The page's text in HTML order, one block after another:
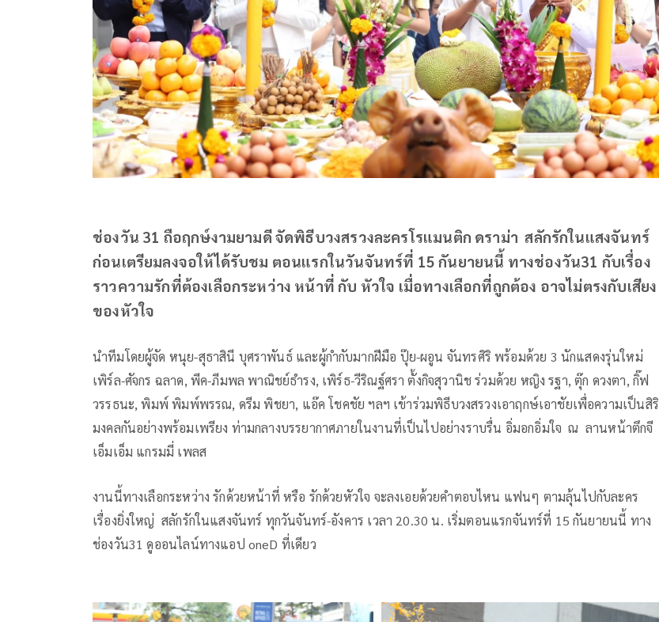
ช่องวัน 31 ถือฤกษ์งามยามดี จัดพิธีบวงสรวงละครโรแมนติก ดราม่า สลักรักในแสงจันทร์
ก่อนเตรียมลงจอให้ได้รับชม ตอนแรกในวันจันทร์ที่ 15 กันยายนนี้ ทางช่องวัน31 กับเรื่อง
ราวความรักที่ต้องเลือกระหว่าง หน้าที่ กับ หัวใจ เมื่อทางเลือกที่ถูกต้อง อาจไม่ตรงกับเสียง
ของหัวใจ
นำทีมโดยผู้จัด หนุย-สุธาสินี บุศราพันธ์ และผู้กำกับมากฝีมือ ปุ๊ย-ผอูน จันทรศิริ พร้อมด้วย 3 นักแสดงรุ่นใหม่
เพิร์ล-ศัจกร ฉลาด, พีค-ภีมพล พาณิชย์ธำรง, เพิร์ธ-วีริณฐ์ศรา ตั้งกิจสุวานิช ร่วมด้วย หญิง รฐา, ตุ๊ก ดวงตา, กิ๊ฟ
วรรธนะ, พิมพ์ พิมพ์พรรณ, ดรีม พิชยา, แอ๊ค โชคชัย ฯลฯ เข้าร่วมพิธีบวงสรวงเอาฤกษ์เอาชัยเพื่อความเป็นสิริ
มงคลกันอย่างพร้อมเพรียง ท่ามกลางบรรยากาศภายในงานที่เป็นไปอย่างราบรื่น อิ่มอกอิ่มใจ ณ ลานหน้าตึกจี
เอ็มเอ็ม แกรมมี่ เพลส
งานนี้ทางเลือกระหว่าง รักด้วยหน้าที่ หรือ รักด้วยหัวใจ จะลงเอยด้วยคำตอบไหน แฟนๆ ตามลุ้นไปกับละคร
เรื่องยิ่งใหญ่ สลักรักในแสงจันทร์ ทุกวันจันทร์-อังคาร เวลา 20.30 น. เริ่มตอนแรกจันทร์ที่ 15 กันยายนนี้ ทาง
ช่องวัน31 ดูออนไลน์ทางแอป oneD ที่เดียว